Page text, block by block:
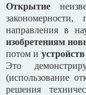
Открытие
направления в
изобретениям
потом и
Это
(использование
решения